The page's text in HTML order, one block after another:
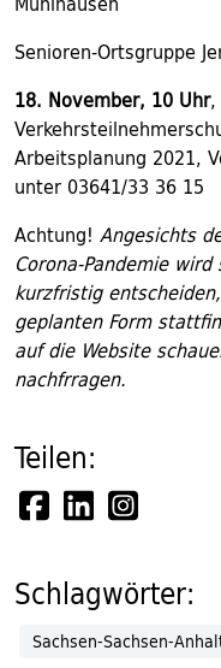
Senioren-Ortsgruppe
18. November, 10 Uhr,
Arbeitsplanung 2021,
unter 03641/33 36 15
Achtung! Angesichts
Corona-Pandemie
kurzfristig
geplanten Form
auf die Website
nachfrragen.
Teilen:
Schlagwörter:
Sachsen-Sachsen-